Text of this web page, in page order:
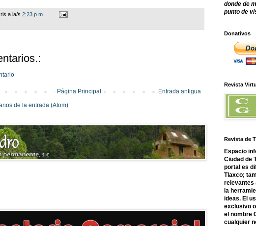
a la/s 2:23 p.m.
Entrada antigua
Página Principal
de la entrada (Atom)
donde de
punto de
Donativos
Revista
Revista de
Espacio
Ciudad de
portal es
Tlaxco;
relevantes
la
ideas. El
exclusivo
el nombre
cualquier